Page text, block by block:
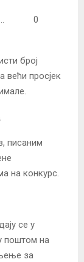
0
број
већи просјек
писаним
на конкурс.
се у
поштом на
за